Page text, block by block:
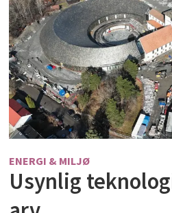
ENERGI & MILJØ
Usynlig